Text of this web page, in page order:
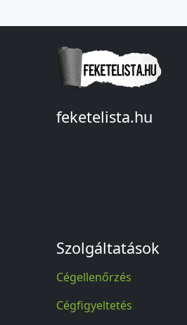
feketelista.hu
Szolgáltatások
Cégellenőrzés
Cégfigyeltetés